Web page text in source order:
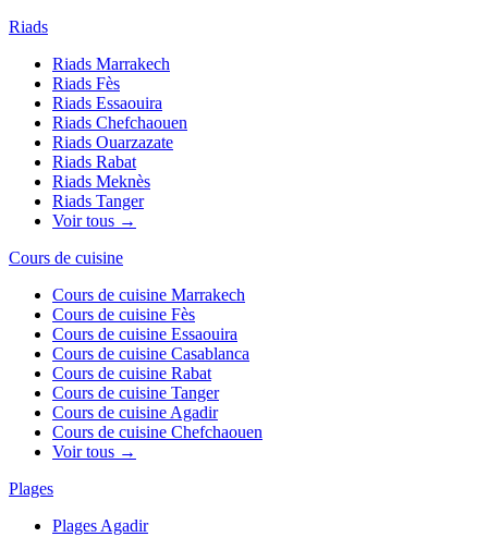
Riads
Riads Marrakech
Riads Fès
Riads Essaouira
Riads Chefchaouen
Riads Ouarzazate
Riads Rabat
Riads Meknès
Riads Tanger
Voir tous →
Cours de cuisine
Cours de cuisine Marrakech
Cours de cuisine Fès
Cours de cuisine Essaouira
Cours de cuisine Casablanca
Cours de cuisine Rabat
Cours de cuisine Tanger
Cours de cuisine Agadir
Cours de cuisine Chefchaouen
Voir tous →
Plages
Plages Agadir